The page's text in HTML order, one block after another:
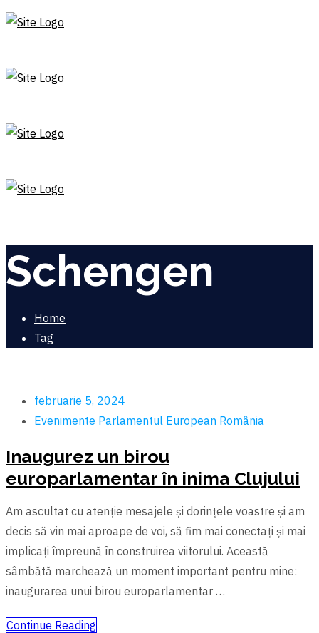
Schengen
Home
Tag
februarie 5, 2024
Evenimente Parlamentul European România
Inaugurez un birou
europarlamentar în inima Clujului
Am ascultat cu atenție mesajele și dorințele voastre și am
decis să vin mai aproape de voi, să fim mai conectați și mai
implicați împreună în construirea viitorului. Această
sâmbătă marchează un moment important pentru mine:
inaugurarea unui birou europarlamentar …
Continue Reading